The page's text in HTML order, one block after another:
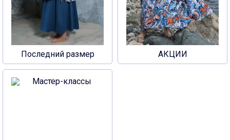
Последний размер АКЦИИ